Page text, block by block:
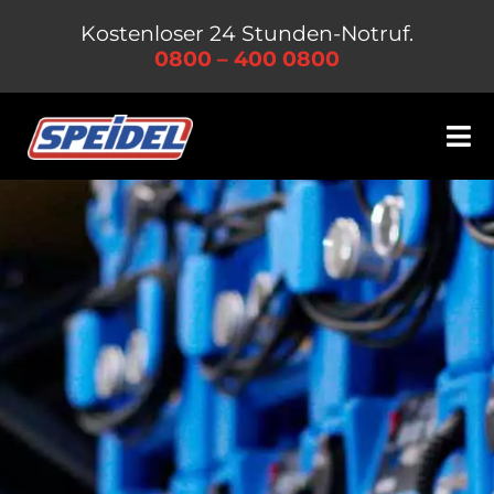
Kostenloser 24 Stunden-Notruf.
0800 – 400 0800
Leistungen
Unternehmen
Jobs & Karriere
Kontakt